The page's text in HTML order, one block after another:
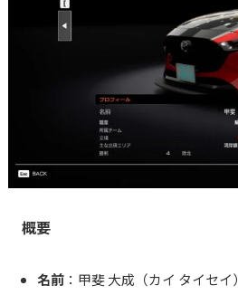
概要
名前 ：甲斐 大成（カイ タイセイ）